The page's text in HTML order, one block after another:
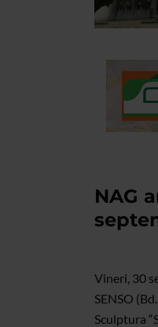
NAG
Vineri, 30
SENSO
Sculptura